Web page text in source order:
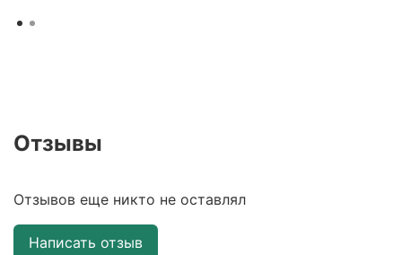
Отзывы
Отзывов еще никто не оставлял
Написать отзыв